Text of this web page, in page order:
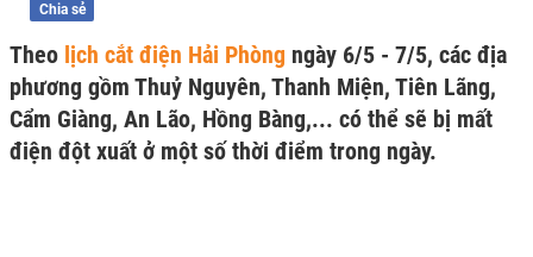
Chia sẻ
Theo lịch cắt điện Hải Phòng ngày 6/5 - 7/5, các địa
phương gồm Thuỷ Nguyên, Thanh Miện, Tiên Lãng,
Cẩm Giàng, An Lão, Hồng Bàng,... có thể sẽ bị mất
điện đột xuất ở một số thời điểm trong ngày.